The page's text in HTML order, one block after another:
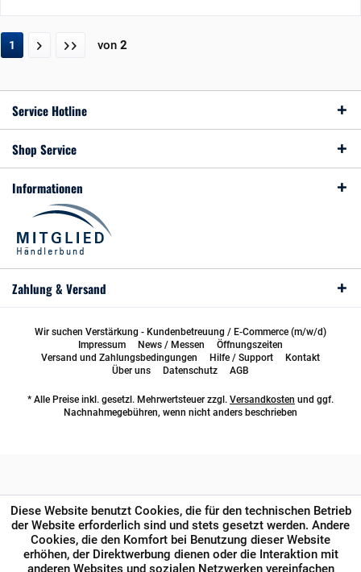
1 von 2
Service Hotline
Shop Service
Informationen
Zahlung & Versand
Wir suchen Verstärkung - Kundenbetreuung / E-Commerce (m/w/d)
Impressum
News / Messen
Öffnungszeiten
Versand und Zahlungsbedingungen
Hilfe / Support
Kontakt
Über uns
Datenschutz AGB
* Alle Preise inkl. gesetzl. Mehrwertsteuer zzgl. Versandkosten und ggf.
Nachnahmegebühren, wenn nicht anders beschrieben
Diese Website benutzt Cookies, die für den technischen Betrieb
der Website erforderlich sind und stets gesetzt werden. Andere
Cookies, die den Komfort bei Benutzung dieser Website
erhöhen, der Direktwerbung dienen oder die Interaktion mit
anderen Websites und sozialen Netzwerken vereinfachen